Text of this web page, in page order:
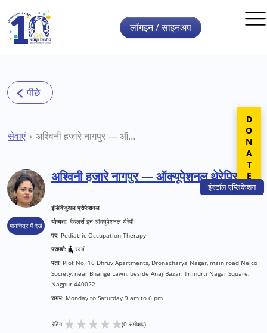
Skip to main content
इंस्टॉलएप्लिकेशन
लॉगइन / साइनअप
सेवाएं अश्विनी हजारे नागपुर — ऑक्यूपेशनल थेरेपिस्ट
मानचित्र में देखें
अश्विनी हजारे नागपुर — ऑक्यूपेशनल थेरेपिस्ट
इंडिविजुअल प्रोफेशनल
योग्यता: बैचलर्स इन ऑक्यूपेशनल थेरेपी
पद: Pediatric Occupation Therapy
परामर्श:
स्वयं
पता: Plot No. 16 Dhruv Apartments, Dronacharya Nagar, main road Nelco
Society, near Bhange Lawn, beside Anaj Bazar, Trimurti Nagar Square,
Nagpur 440022
समय: Monday to Saturday 9 am to 6 pm
रेटिंग ★★★★★(0 समीक्षाएं)
DONATE